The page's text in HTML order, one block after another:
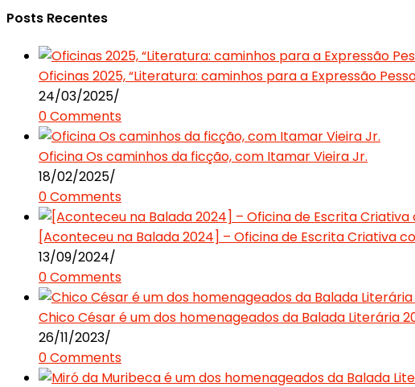
Posts Recentes
Oficinas 2025, “Literatura: caminhos para a Expressão
24/03/2025/
0 Comments
Oficina Os caminhos da ficção, com Itamar Vieira Jr.
18/02/2025/
0 Comments
[Aconteceu na Balada 2024] – Oficina de Escrita Criativa
13/09/2024/
0 Comments
Chico César é um dos homenageados da Balada Literária
26/11/2023/
0 Comments